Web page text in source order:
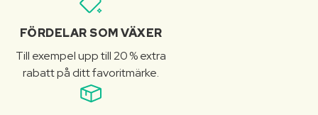
FÖRDELAR SOM VÄXER
Till exempel upp till 20 % extra
rabatt på ditt favoritmärke.